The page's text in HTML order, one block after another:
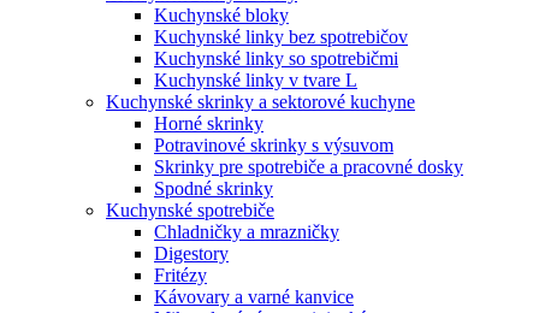
Kuchynské bloky
Kuchynské linky bez spotrebičov
Kuchynské linky so spotrebičmi
Kuchynské linky v tvare L
Kuchynské skrinky a sektorové kuchyne
Horné skrinky
Potravinové skrinky s výsuvom
Skrinky pre spotrebiče a pracovné dosky
Spodné skrinky
Kuchynské spotrebiče
Chladničky a mrazničky
Digestory
Fritézy
Kávovary a varné kanvice